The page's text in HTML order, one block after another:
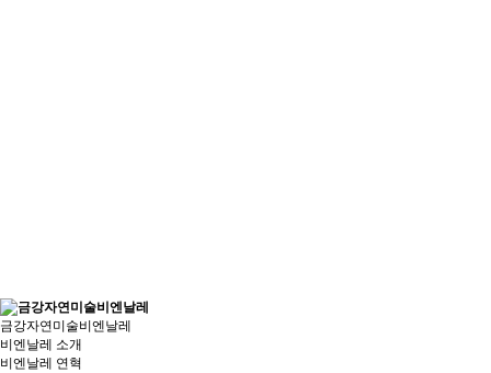
금강자연미술비엔날레
비엔날레 소개
비엔날레 연혁